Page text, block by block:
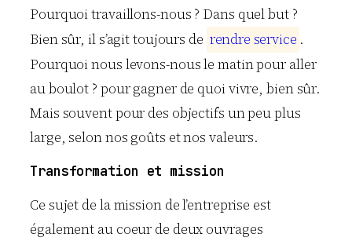
Pourquoi travaillons-nous ? Dans quel but ?
Bien sûr, il s’agit toujours de rendre service .
Pourquoi nous levons-nous le matin pour aller
au boulot ? pour gagner de quoi vivre, bien sûr.
Mais souvent pour des objectifs un peu plus
large, selon nos goûts et nos valeurs.
Transformation et mission
Ce sujet de la mission de l’entreprise est
également au coeur de deux ouvrages